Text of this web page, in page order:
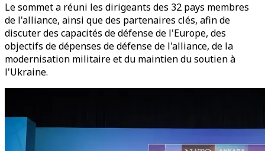
Le sommet a réuni les dirigeants des 32 pays membres
de l'alliance, ainsi que des partenaires clés, afin de
discuter des capacités de défense de l'Europe, des
objectifs de dépenses de défense de l'alliance, de la
modernisation militaire et du maintien du soutien à
l'Ukraine.